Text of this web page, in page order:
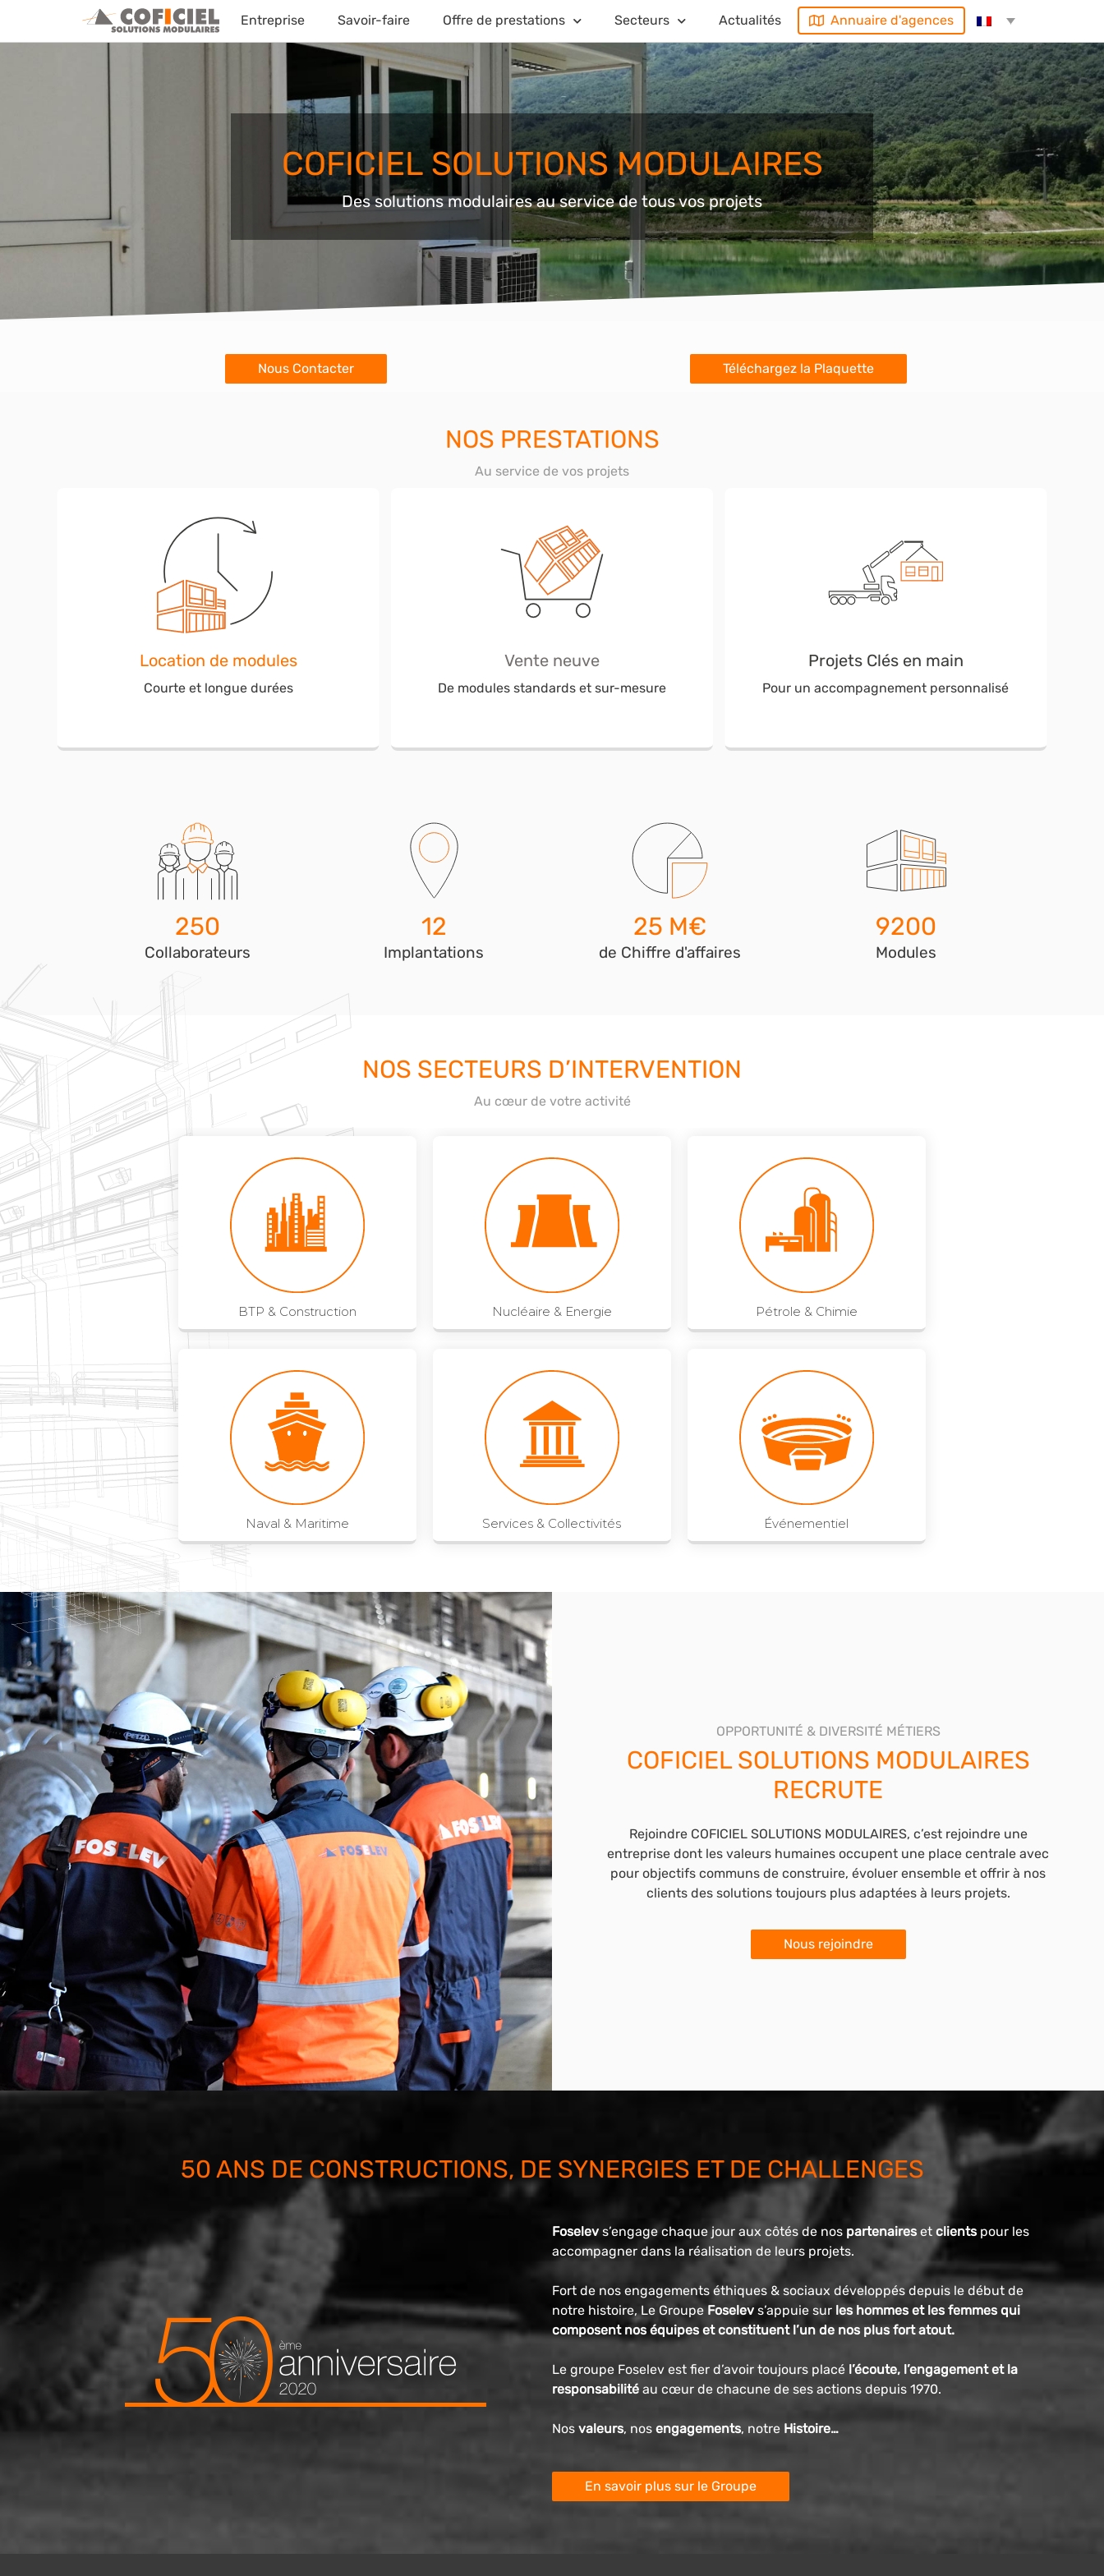
Entreprise Savoir-faire Offre de prestations Secteurs Actualités Annuaire d'agences
COFICIEL SOLUTIONS MODULAIRES
Des solutions modulaires au service de tous vos projets
Nous Contacter Téléchargez la Plaquette
NOS PRESTATIONS
Au service de vos projets
Location de modules
Courte et longue durées
Vente neuve
De modules standards et sur-mesure
Projets Clés en main
Pour un accompagnement personnalisé
250
Collaborateurs
12
Implantations
25 M€
de Chiffre d'affaires
9200
Modules
NOS SECTEURS D’INTERVENTION
Au cœur de votre activité
BTP & Construction Nucléaire & Energie Pétrole & Chimie
Naval & Maritime Services & Collectivités Événementiel
OPPORTUNITÉ & DIVERSITÉ MÉTIERS
COFICIEL SOLUTIONS MODULAIRES
RECRUTE
Rejoindre COFICIEL SOLUTIONS MODULAIRES, c’est rejoindre une
entreprise dont les valeurs humaines occupent une place centrale avec
pour objectifs communs de construire, évoluer ensemble et offrir à nos
clients des solutions toujours plus adaptées à leurs projets.
Nous rejoindre
50 ANS DE CONSTRUCTIONS, DE SYNERGIES ET DE CHALLENGES
Foselev s’engage chaque jour aux côtés de nos partenaires et clientspour les
accompagner dans la réalisation de leurs projets.
Fort de nos engagements éthiques & sociaux développés depuis le début de
notre histoire, Le Groupe Foselev s’appuie sur les hommes et les femmes qui
composent nos équipes et constituent l’un de nos plus fort atout.
Le groupe Foselev est fier d’avoir toujours placé l’écoute, l’engagement et la
responsabilité au cœur de chacune de ses actions depuis 1970.
Nos valeurs, nos engagements, notre Histoire…
En savoir plus sur le Groupe